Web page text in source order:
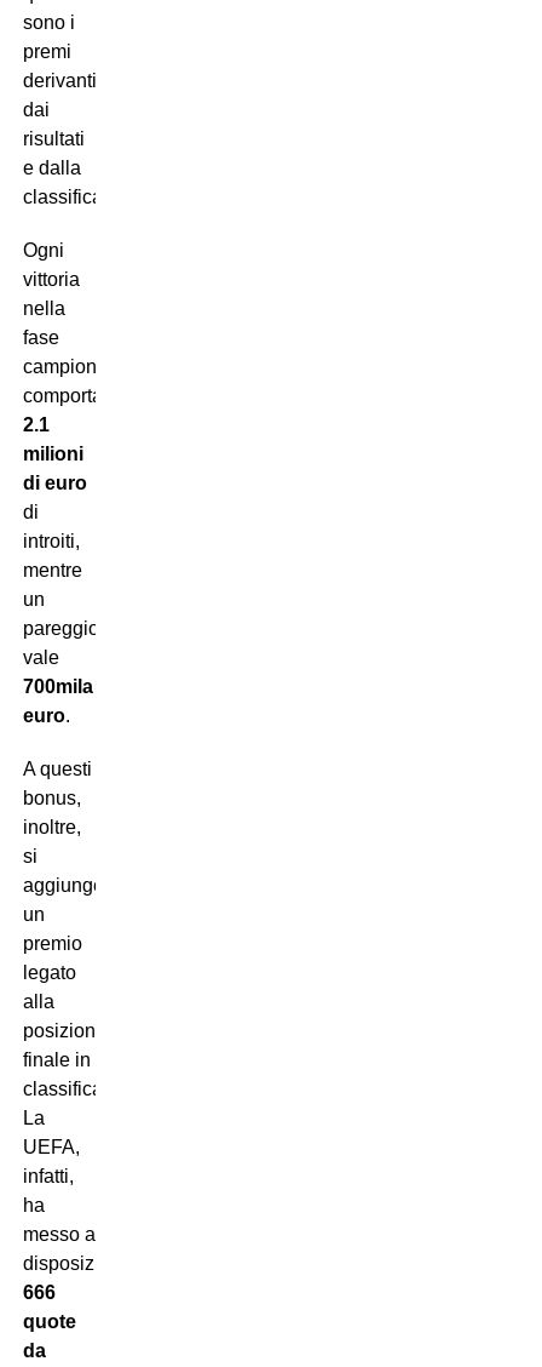
sono i
premi
derivanti
dai
risultati
e dalla
classifica?
Ogni
vittoria
nella
fase
campionato
comporta
2.1
milioni
di euro
di
introiti,
mentre
un
pareggio
vale
700mila
euro.
A questi
bonus,
inoltre,
si
aggiunge
un
premio
legato
alla
posizione
finale in
classifica.
La
UEFA,
infatti,
ha
messo a
disposizione
666
quote
da